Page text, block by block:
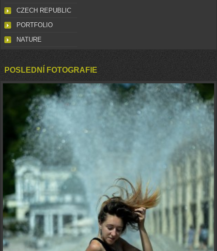
CZECH REPUBLIC
PORTFOLIO
NATURE
POSLEDNÍ FOTOGRAFIE